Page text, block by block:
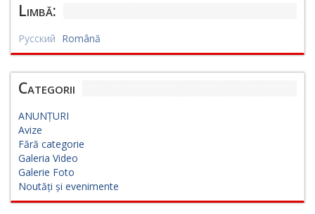
Limbă:
Русский Română
Categorii
ANUNȚURI
Avize
Fără categorie
Galeria Video
Galerie Foto
Noutăți și evenimente